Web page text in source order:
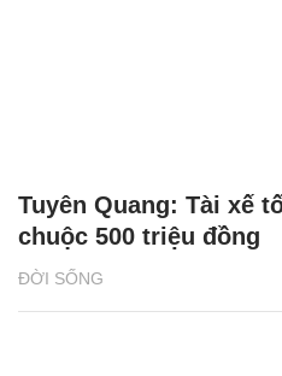
ĐỜI SỐNG
Tuyên Quang: Tài xế
chuộc 500 triệu đồng